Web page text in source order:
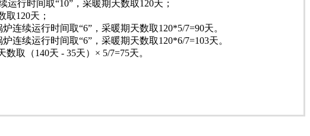
行时间取“10”，采暖期天数取120天；
120天；
续运行时间取“6”，采暖期天数取120*5/7=90天。
续运行时间取“6”，采暖期天数取120*6/7=103天。
取（140天 - 35天）× 5/7=75天。